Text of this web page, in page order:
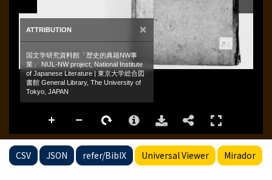
CSV JSON refer/BibIX Universal Viewer Mirador